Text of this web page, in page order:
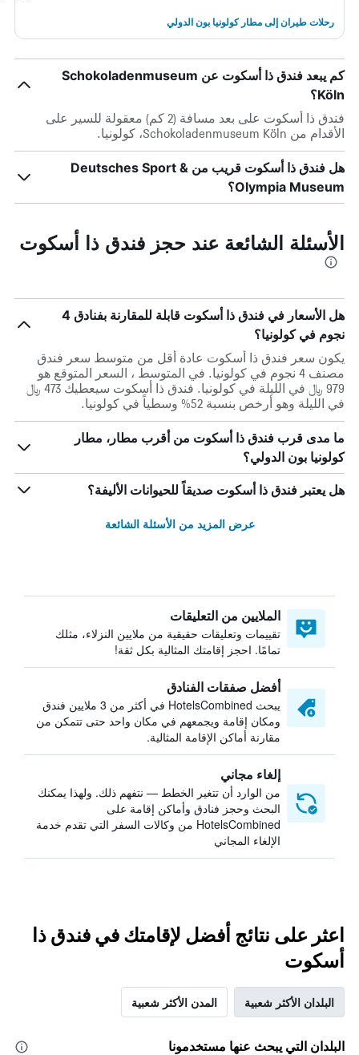
رحلات طيران إلى مطار كولونيا بون الدولي
كم يبعد فندق ذا أسكوت عن Schokoladenmuseum
Köln؟
فندق ذا أسكوت على بعد مسافة (2 كم) معقولة للسير على
الأقدام من Schokoladenmuseum Köln، كولونيا.
هل فندق ذا أسكوت قريب من Deutsches Sport &
Olympia Museum؟
الأسئلة الشائعة عند حجز فندق ذا أسكوت
هل الأسعار في فندق ذا أسكوت قابلة للمقارنة بفنادق 4
نجوم في كولونيا؟
يكون سعر فندق ذا أسكوت عادة أقل من متوسط ​​سعر فندق
مصنف 4 نجوم في كولونيا. في المتوسط ، السعر المتوقع هو
979 ﷼ في الليلة في كولونيا. فندق ذا أسكوت سيعطيك 473 ﷼
في الليلة وهو أرخص بنسبة 52% وسطياً في كولونيا.
ما مدى قرب فندق ذا أسكوت من أقرب مطار، مطار
كولونيا بون الدولي؟
هل يعتبر فندق ذا أسكوت صديقاً للحيوانات الأليفة؟
عرض المزيد من الأسئلة الشائعة
الملايين من التعليقات
تقييمات وتعليقات حقيقية من ملايين النزلاء، مثلك
تمامًا. احجز إقامتك المثالية بكل ثقة!
أفضل صفقات الفنادق
يبحث HotelsCombined في أكثر من 3 ملايين فندق
ومكان إقامة ويجمعهم في مكان واحد حتى تتمكن من
مقارنة أماكن الإقامة المثالية.
إلغاء مجاني
من الوارد أن تتغير الخطط — نتفهم ذلك. ولهذا يمكنك
البحث وحجز فنادق وأماكن إقامة على
HotelsCombined من وكالات السفر التي تقدم خدمة
الإلغاء المجاني
اعثر على نتائج أفضل لإقامتك في فندق ذا
أسكوت
البلدان الأكثر شعبية المدن الأكثر شعبية
البلدان التي يبحث عنها مستخدمونا